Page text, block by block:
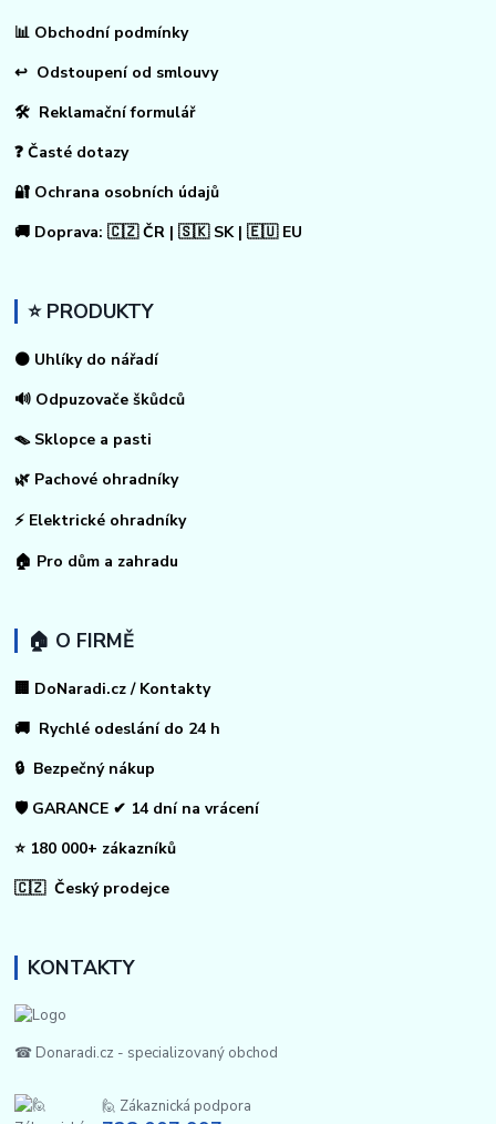
📊 Obchodní podmínky
↩ Odstoupení od smlouvy
🛠 Reklamační formulář
❓ Časté dotazy
🔐 Ochrana osobních údajů
🚚 Doprava: 🇨🇿 ČR | 🇸🇰 SK | 🇪🇺 EU
⭐ PRODUKTY
⚫ Uhlíky do nářadí
🔊 Odpuzovače škůdců
🪤 Sklopce a pasti
🌿 Pachové ohradníky
⚡ Elektrické ohradníky
🏠 Pro dům a zahradu
🏠 O FIRMĚ
🏢 DoNaradi.cz / Kontakty
🚚 Rychlé odeslání do 24 h
🔒 Bezpečný nákup
🛡️ GARANCE ✔ 14 dní na vrácení
⭐ 180 000+ zákazníků
🇨🇿 Český prodejce
KONTAKTY
☎ Donaradi.cz - specializovaný obchod
🙋 Zákaznická podpora